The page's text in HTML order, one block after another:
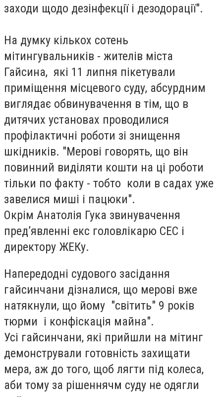
заходи щодо дезінфекції і дезодорації".
На думку кількох сотень
мітингувальників - жителів міста
Гайсина, які 11 липня пікетували
приміщення місцевого суду, абсурдним
виглядає обвинувачення в тім, що в
дитячих установах проводилися
профілактичні роботи зі знищення
шкідників. "Мерові говорять, що він
повинний виділяти кошти на ці роботи
тільки по факту - тобто коли в садах уже
завелися миші і пацюки".
Окрім Анатолія Гука звинувачення
пред’явленні екс головлікарю СЕС і
директору ЖЕКу.
Напередодні судового засідання
гайсинчани дізналися, що мерові вже
натякнули, що йому "світить" 9 років
тюрми і конфіскація майна".
Усі гайсинчани, які прийшли на мітинг
демонстрували готовність захищати
мера, аж до того, щоб лягти під колеса,
аби тому за рішеннячм суду не одягли